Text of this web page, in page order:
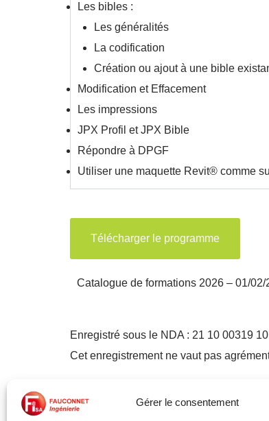
Gérer le consentement
Les bibles :
Les généralités
La codification
Création ou ajout à une bible
Modification et Effacement
Les impressions
JPX Profil et JPX Bible
Répondre à DPGF
Utiliser une maquette Revit® comme
Télécharger le programme
Catalogue de formations 2026 – 01/02/
Enregistré sous le NDA : 21 10 00319
Cet enregistrement ne vaut pas